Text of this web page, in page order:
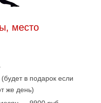
место
в подарок если
же день)